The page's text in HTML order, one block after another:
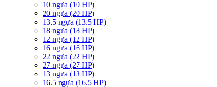
10 ngựa (10 HP)
20 ngựa (20 HP)
13,5 ngựa (13.5 HP)
18 ngựa (18 HP)
12 ngựa (12 HP)
16 ngựa (16 HP)
22 ngựa (22 HP)
27 ngựa (27 HP)
13 ngựa (13 HP)
16.5 ngựa (16.5 HP)